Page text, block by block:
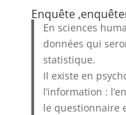
Enquête
En sciences
données qui
statistique.
Il existe en
l’information :
le questionnaire